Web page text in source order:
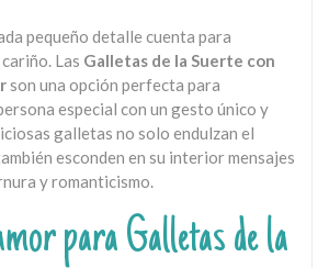
pequeño detalle cuenta para
Las Galletas de la Suerte con
son una opción perfecta para
especial con un gesto único y
galletas no solo endulzan el
esconden en su interior mensajes
y romanticismo.
para Galletas de la